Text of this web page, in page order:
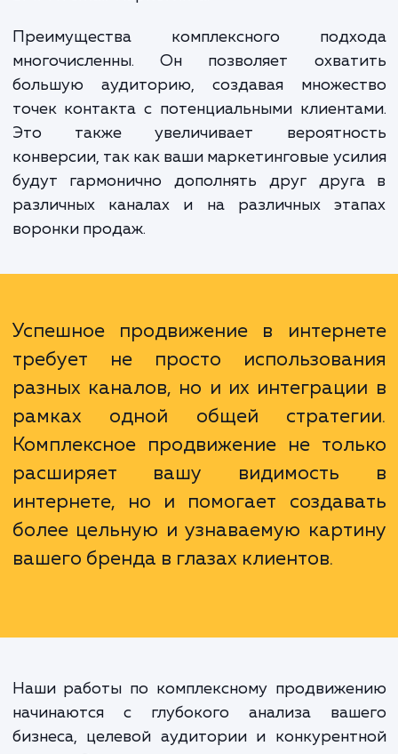
Вместо этого мы разрабатываем и
многофункциональную
включающую в себя все от
оптимизации (SEO) и контекстной
SMM и email-маркетинга.
Преимущества комплексного
многочисленны. Он позволяет
большую аудиторию, создавая
точек контакта с потенциальными
будут гармонично дополнять друг
различных каналах и на различных
воронки продаж.
Успешное продвижение в
требует не просто
разных каналов, но и их
расширяет вашу
интернете, но и помогает
более цельную и узнаваемую
вашего бренда в глазах клиентов.